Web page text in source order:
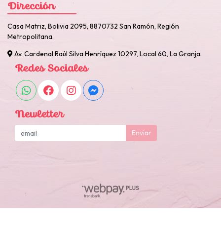
Dirección
Casa Matriz, Bolivia 2095, 8870732 San Ramón, Región
Metropolitana.
Av. Cardenal Raúl Silva Henríquez 10297, Local 60, La Granja.
Redes Sociales
Newletter
Enviar